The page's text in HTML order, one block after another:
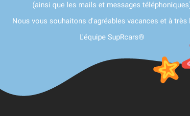
(ainsi que les mails et messages
Nous vous souhaitons d'agréables vacances et à très
L'équipe SupRcars®